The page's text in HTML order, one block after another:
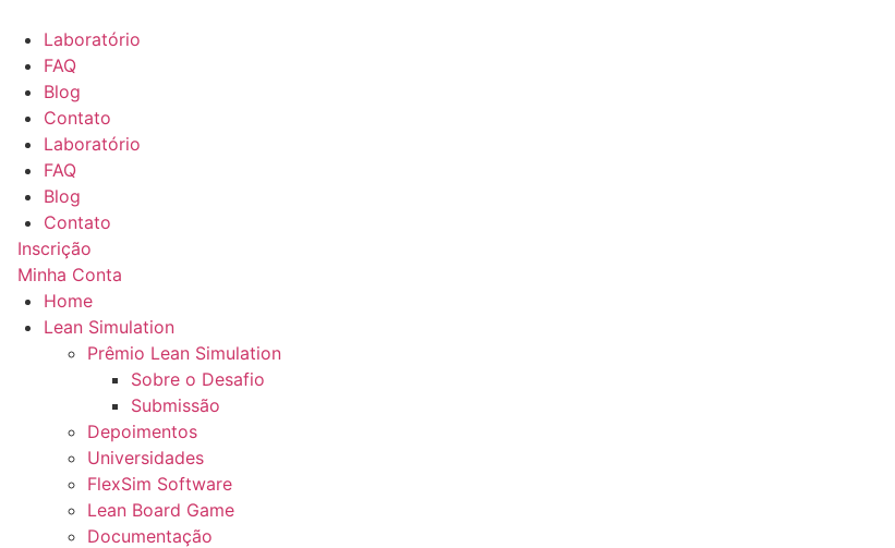
para
conteúdo
Laboratório
FAQ
Blog
Contato
Laboratório
FAQ
Blog
Contato
Inscrição
Minha Conta
Home
Lean Simulation
Prêmio Lean Simulation
Sobre o Desafio
Submissão
Depoimentos
Universidades
FlexSim Software
Lean Board Game
Documentação